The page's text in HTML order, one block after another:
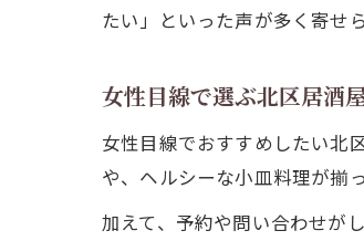
たい」といった声が多く寄せ
女性目線で選ぶ北区居酒
女性目線でおすすめしたい北
や、ヘルシーな小皿料理が揃
加えて、予約や問い合わせが